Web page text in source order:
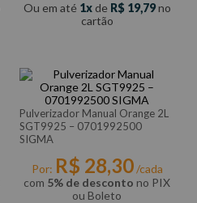
Ou em até 1 de R$ 19,79no
cartão
Pulverizador Manual Orange 2L
SGT9925 – 0701992500
SIGMA
Por: R$ 28,30/cada
com 5% de desconto no PIX
ou Boleto